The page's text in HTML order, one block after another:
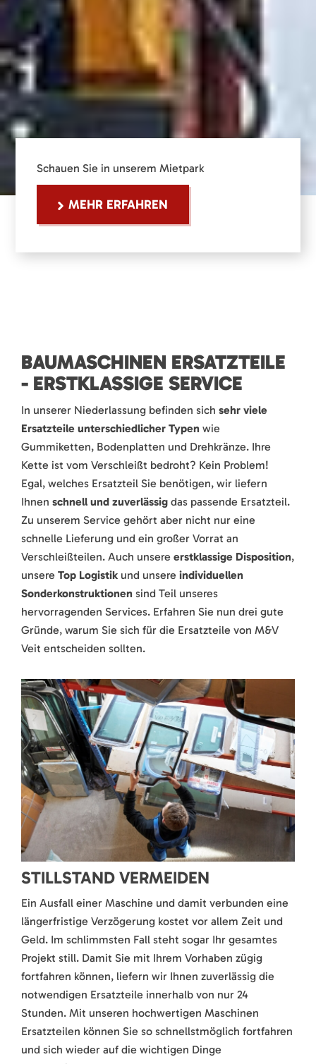
Schauen Sie in unserem Mietpark
MEHR ERFAHREN
BAUMASCHINEN ERSATZTEILE
- ERSTKLASSIGE SERVICE
In unserer Niederlassung befinden sich sehr viele
Ersatzteile unterschiedlicher Typen wie
Gummiketten, Bodenplatten und Drehkränze. Ihre
Kette ist vom Verschleißt bedroht? Kein Problem!
Egal, welches Ersatzteil Sie benötigen, wir liefern
Ihnen schnell und zuverlässig das passende Ersatzteil.
Zu unserem Service gehört aber nicht nur eine
schnelle Lieferung und ein großer Vorrat an
Verschleißteilen. Auch unsere erstklassige Disposition,
unsere Top Logistik und unsere individuellen
Sonderkonstruktionen sind Teil unseres
hervorragenden Services. Erfahren Sie nun drei gute
Gründe, warum Sie sich für die Ersatzteile von M&V
Veit entscheiden sollten.
STILLSTAND VERMEIDEN
Ein Ausfall einer Maschine und damit verbunden eine
längerfristige Verzögerung kostet vor allem Zeit und
Geld. Im schlimmsten Fall steht sogar Ihr gesamtes
Projekt still. Damit Sie mit Ihrem Vorhaben zügig
fortfahren können, liefern wir Ihnen zuverlässig die
notwendigen Ersatzteile innerhalb von nur 24
Stunden. Mit unseren hochwertigen Maschinen
Ersatzteilen können Sie so schnellstmöglich fortfahren
und sich wieder auf die wichtigen Dinge